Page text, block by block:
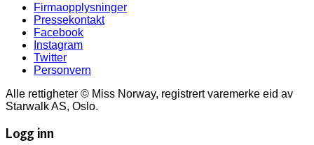
Firmaopplysninger
Pressekontakt
Facebook
Instagram
Twitter
Personvern
Alle rettigheter © Miss Norway, registrert varemerke eid av
Starwalk AS, Oslo.
Logg inn